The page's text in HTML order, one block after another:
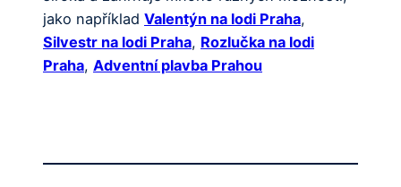
jako například Valentýn na lodi Praha,
Silvestr na lodi Praha, Rozlučka na lodi
Praha, Adventní plavba Prahou